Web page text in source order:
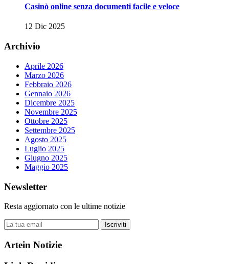
Casinò online senza documenti facile e veloce
12 Dic 2025
Archivio
Aprile 2026
Marzo 2026
Febbraio 2026
Gennaio 2026
Dicembre 2025
Novembre 2025
Ottobre 2025
Settembre 2025
Agosto 2025
Luglio 2025
Giugno 2025
Maggio 2025
Newsletter
Resta aggiornato con le ultime notizie
Iscriviti
Artein Notizie